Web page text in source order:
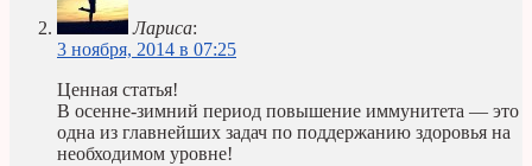
Лариса:
3 ноября, 2014 в 07:25
Ценная статья!
В осенне-зимний период повышение иммунитета — это
одна из главнейших задач по поддержанию здоровья на
необходимом уровне!